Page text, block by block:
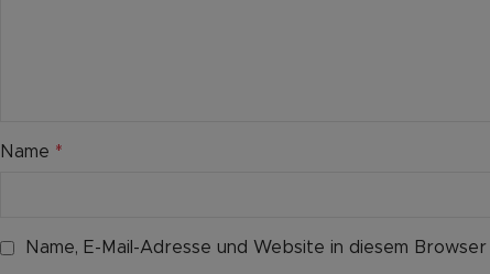
Name *
Name, E-Mail-Adresse und Website in diesem